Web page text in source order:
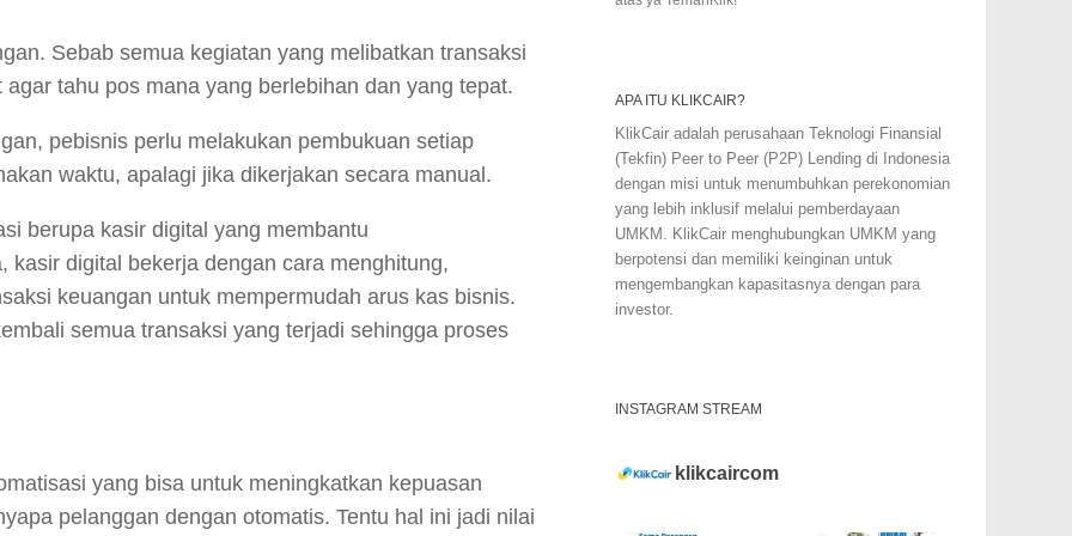
Sebab semua kegiatan yang melibatkan transaksi
tahu pos mana yang berlebihan dan yang tepat.
pebisnis perlu melakukan pembukuan setiap
waktu, apalagi jika dikerjakan secara manual.
berupa kasir digital yang membantu
digital bekerja dengan cara menghitung,
keuangan untuk mempermudah arus kas bisnis.
semua transaksi yang terjadi sehingga proses
yang bisa untuk meningkatkan kepuasan
pelanggan dengan otomatis. Tentu hal ini jadi nilai
APA ITU KLIKCAIR?
KlikCair adalah perusahaan Teknologi Finansial
(Tekfin) Peer to Peer (P2P) Lending di Indonesia
dengan misi untuk menumbuhkan perekonomian
yang lebih inklusif melalui pemberdayaan
UMKM. KlikCair menghubungkan UMKM yang
berpotensi dan memiliki keinginan untuk
mengembangkan kapasitasnya dengan para
investor.
INSTAGRAM STREAM
klikcaircom